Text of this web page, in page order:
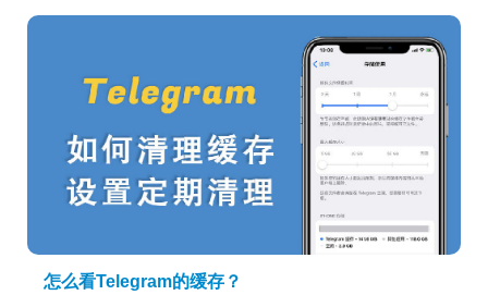
怎么看Telegram的缓存？